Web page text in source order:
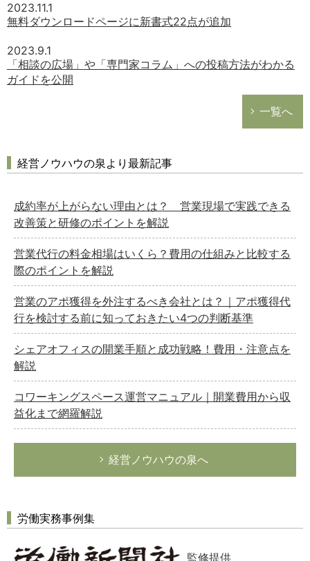
2023.11.1
無料ダウンロードページに新書式22点が追加
2023.9.1
「相談の広場」や「専門家コラム」への投稿方法がわかる
ガイドを公開
一覧へ
経営ノウハウの泉より最新記事
成約率が上がらない理由とは？ 営業現場で実践できる
改善策と研修のポイントを解説
営業代行の料金相場はいくら？費用の仕組みと比較する
際のポイントを解説
営業のアポ獲得を外注するべき会社とは？｜アポ獲得代
行を検討する前に知っておきたい4つの判断基準
シェアオフィスの開業手順と成功戦略！費用・注意点を
解説
コワーキングスペース運営マニュアル｜開業費用から収
益化まで網羅解説
経営ノウハウの泉へ
労働実務事例集
監修提供